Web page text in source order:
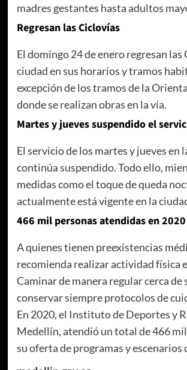
madres gestantes hasta adultos
Regresan las Ciclovías
El domingo 24 de enero regresan las
ciudad en sus horarios y tramos
excepción de los tramos de la
donde se realizan obras en la vía.
Martes y jueves suspendido el
El servicio de los martes y jueves en
continúa suspendido. Todo ello,
medidas como el toque de queda
actualmente está vigente en la
466 mil personas atendidas en 2020
A quienes tienen preexistencias
recomienda realizar actividad física
Caminar de manera regular cerca de
conservar siempre protocolos de
En 2020, el Instituto de Deportes y
Medellín, atendió un total de 466
su oferta de programas y escenarios